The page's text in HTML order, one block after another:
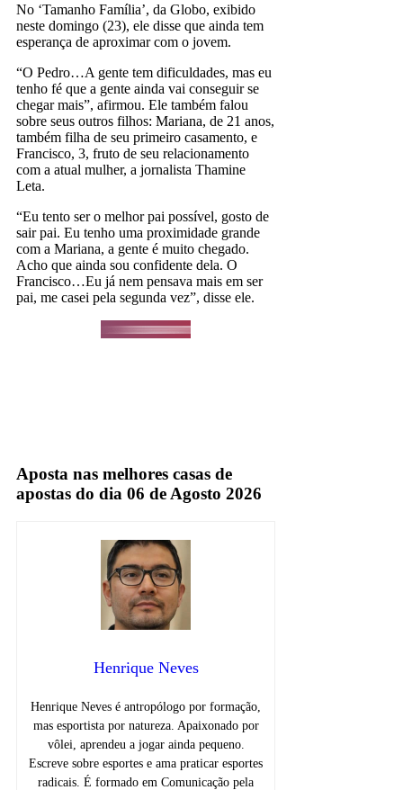
No ‘Tamanho Família’, da Globo, exibido
neste domingo (23), ele disse que ainda tem
esperança de aproximar com o jovem.
“O Pedro…A gente tem dificuldades, mas eu
tenho fé que a gente ainda vai conseguir se
chegar mais”, afirmou. Ele também falou
sobre seus outros filhos: Mariana, de 21 anos,
também filha de seu primeiro casamento, e
Francisco, 3, fruto de seu relacionamento
com a atual mulher, a jornalista Thamine
Leta.
“Eu tento ser o melhor pai possível, gosto de
sair pai. Eu tenho uma proximidade grande
com a Mariana, a gente é muito chegado.
Acho que ainda sou confidente dela. O
Francisco…Eu já nem pensava mais em ser
pai, me casei pela segunda vez”, disse ele.
Aposta nas melhores casas de
apostas do dia 06 de Agosto 2026
Henrique Neves
Henrique Neves é antropólogo por formação,
mas esportista por natureza. Apaixonado por
vôlei, aprendeu a jogar ainda pequeno.
Escreve sobre esportes e ama praticar esportes
radicais. É formado em Comunicação pela